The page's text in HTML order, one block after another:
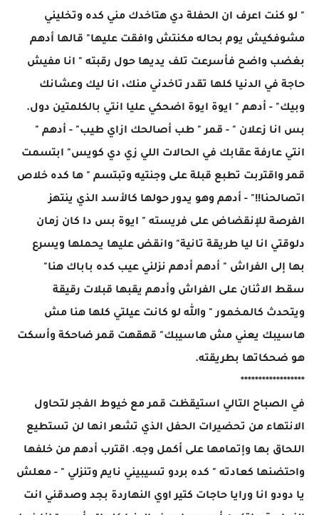
" لو كنت اعرف ان الحفلة دي هتاخدك مني كده وتخليني
مشوفكيش يوم بحاله مكنتش وافقت عليها" قالها أدهم
بغضب واضح فأسرعت تلف يديها حول رقبته " انا مفيش
حاجة في الدنيا كلها تقدر تاخدني منك، انا ليك وعشانك
وبيك" - أدهم " ايوة ايوة اضحكي عليا انتي بالكلمتين دول.
بس انا زعلان " - قمر " طب أصالحك ازاي طيب" - أدهم "
انتي عارفة عقابك في الحالات اللي زي دي كويس" ابتسمت
قمر واقتربت تطبع قبلة على وجنتيه وتبتسم " ها كده خلاص
اتصالحنا!!" - أدهم وهو يدور حولها كالأسد الذي ينتهز
الفرصة للإنقضاض على فريسته " ايوة بس دا كان زمان
دلوقتي انا ليا طريقة تانية" وانقض عليها يحملها ويسرع
بها إلى الفراش " أدهم أدهم نزلني عيب كده باباك هنا"
سقط الاثنان على الفراش وأدهم يقبها قبلات رقيقة
ويتحدث كالمخمور " والله لو كانت عيلتي كلها هنا مش
هاسيبك يعني مش هاسيبك" قهقهت قمر ضاحكة وأسكت
هو ضحكاتها بطريقته.
******************
في الصباح التالي استيقظت قمر مع خيوط الفجر لتحاول
الانتهاء من تحضيرات الحفل الذي تشعر انها لن تستطيع
اللحاق بها وإتمامها على أكمل وجه. اقترب أدهم من خلفها
واحتضنها كعادته " كده بردو تسيبيني نايم وتنزلي " - معلش
يا دودو انا ورايا حاجات كتير اوي النهاردة بجد وصدقني انت